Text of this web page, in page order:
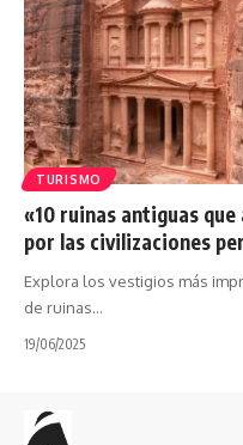
TURISMO
«10 ruinas antiguas
por las civilizaciones
Explora los vestigios más
de ruinas…
19/06/2025